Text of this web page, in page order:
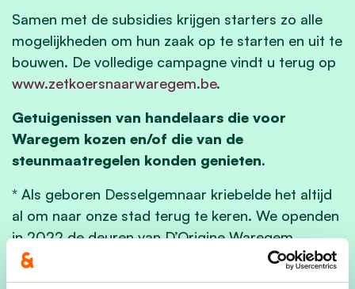
Samen met de subsidies krijgen starters zo alle
mogelijkheden om hun zaak op te starten en uit te
bouwen. De volledige campagne vindt u terug op
www.zetkoersnaarwaregem.be.
Getuigenissen van handelaars die voor
Waregem kozen en/of die van de
steunmaatregelen konden genieten.
* Als geboren Desselgemnaar kriebelde het altijd
al om naar onze stad terug te keren. We openden
in 2022 de deuren van D’Origine Waregem.
Samen met de automaten op strategische
plaatsen, een atelier waar we workshops